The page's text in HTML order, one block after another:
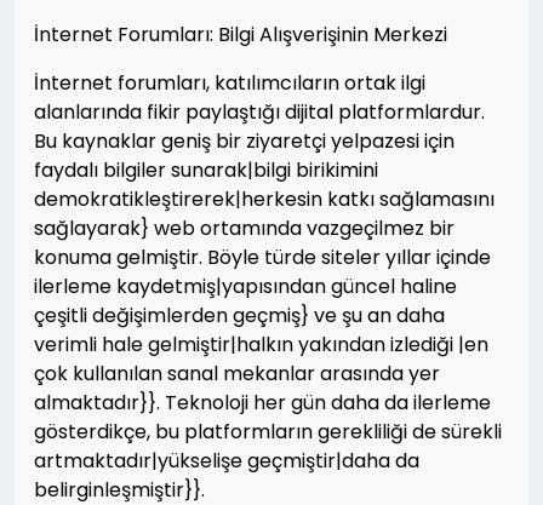
İnternet Forumları: Bilgi Alışverişinin Merkezi
İnternet forumları, katılımcıların ortak ilgi
alanlarında fikir paylaştığı dijital platformlardur.
Bu kaynaklar geniş bir ziyaretçi yelpazesi için
faydalı bilgiler sunarak|bilgi birikimini
demokratikleştirerek|herkesin katkı sağlamasını
sağlayarak} web ortamında vazgeçilmez bir
konuma gelmiştir. Böyle türde siteler yıllar içinde
ilerleme kaydetmiş|yapısından güncel haline
çeşitli değişimlerden geçmiş} ve şu an daha
verimli hale gelmiştir|halkın yakından izlediği |en
çok kullanılan sanal mekanlar arasında yer
almaktadır}}. Teknoloji her gün daha da ilerleme
gösterdikçe, bu platformların gerekliliği de sürekli
artmaktadır|yükselişe geçmiştir|daha da
belirginleşmiştir}}.